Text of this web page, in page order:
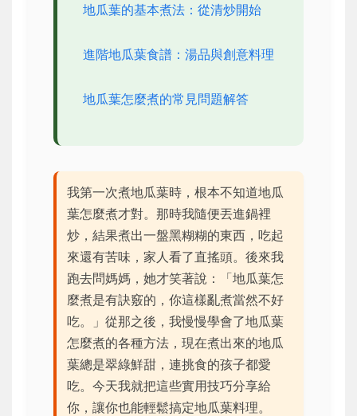
地瓜葉的基本煮法：從清炒開始
進階地瓜葉食譜：湯品與創意料理
地瓜葉怎麼煮的常見問題解答
我第一次煮地瓜葉時，根本不知道地瓜
葉怎麼煮才對。那時我隨便丟進鍋裡
炒，結果煮出一盤黑糊糊的東西，吃起
來還有苦味，家人看了直搖頭。後來我
跑去問媽媽，她才笑著說：「地瓜葉怎
麼煮是有訣竅的，你這樣亂煮當然不好
吃。」從那之後，我慢慢學會了地瓜葉
怎麼煮的各種方法，現在煮出來的地瓜
葉總是翠綠鮮甜，連挑食的孩子都愛
吃。今天我就把這些實用技巧分享給
你，讓你也能輕鬆搞定地瓜葉料理。